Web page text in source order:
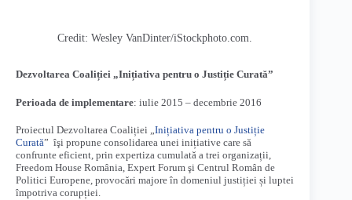
Credit: Wesley VanDinter/iStockphoto.com.
Dezvoltarea Coaliției „Inițiativa pentru o Justiție Curată”
Perioada de implementare: iulie 2015 – decembrie 2016
Proiectul Dezvoltarea Coaliției „Inițiativa pentru o Justiție
Curată” îşi propune consolidarea unei inițiative care să
confrunte eficient, prin expertiza cumulată a trei organizații,
Freedom House România, Expert Forum şi Centrul Român de
Politici Europene, provocări majore în domeniul justiției și luptei
împotriva corupției.